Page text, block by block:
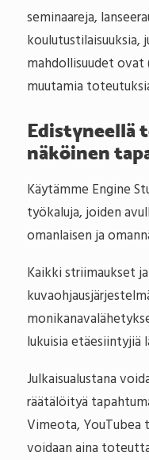
seminaareja,
koulutustilaisuuksia,
mahdollisuudet
muutamia
Edistyneellä
näköinen
Käytämme Engine
työkaluja, joiden
omanlaisen ja
Kaikki striimaukset
lukuisia etäesiintyjiä
Julkaisualustana
räätälöityä
Vimeota, YouTubea
voidaan aina